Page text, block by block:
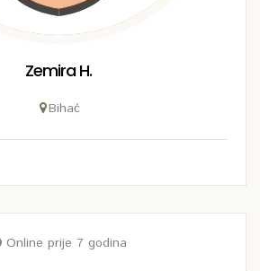
Zemira H.
Bihać
Online prije 7 godina